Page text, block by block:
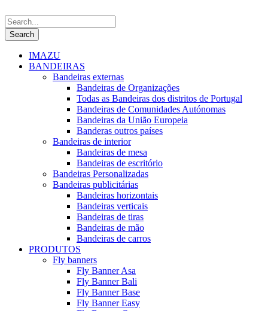
IMAZU
BANDEIRAS
Bandeiras externas
Bandeiras de Organizações
Todas as Bandeiras dos distritos de Portugal
Bandeiras de Comunidades Autónomas
Bandeiras da União Europeia
Banderas outros países
Bandeiras de interior
Bandeiras de mesa
Bandeiras de escritório
Bandeiras Personalizadas
Bandeiras publicitárias
Bandeiras horizontais
Bandeiras verticais
Bandeiras de tiras
Bandeiras de mão
Bandeiras de carros
PRODUTOS
Fly banners
Fly Banner Asa
Fly Banner Bali
Fly Banner Base
Fly Banner Easy